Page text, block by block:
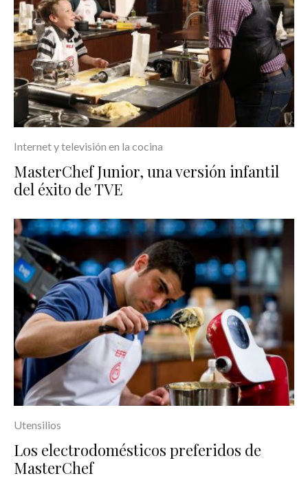
Internet y televisión en la cocina
MasterChef Junior, una versión infantil
del éxito de TVE
Utensilios
Los electrodomésticos preferidos de
MasterChef